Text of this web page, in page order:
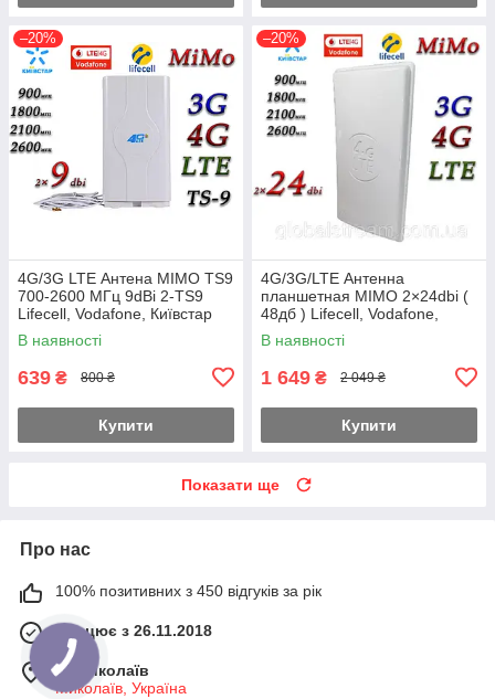
–20%
4G/3G LTE Антена MIMO TS9
700-2600 МГц 9dBi 2-TS9
Lifecell, Vodafone, Київстар
В наявності
639 ₴ 800 ₴
Купити
–20%
4G/3G/LTE Антенна
планшетная MIMO 2×24dbi (
48дб ) Lifecell, Vodafone,
Киевстар 698-2690 МГц(
B1+B3+B7+B8)
В наявності
1 649 ₴ 2 049 ₴
Купити
Показати ще
Про нас
100% позитивних з 450 відгуків за рік
Працює з 26.11.2018
м. Миколаїв
Миколаїв, Україна